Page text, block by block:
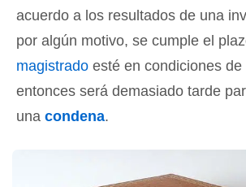
acuerdo a los resultados de una
por algún motivo, se cumple el
magistrado esté en condiciones
entonces será demasiado tarde
una condena.